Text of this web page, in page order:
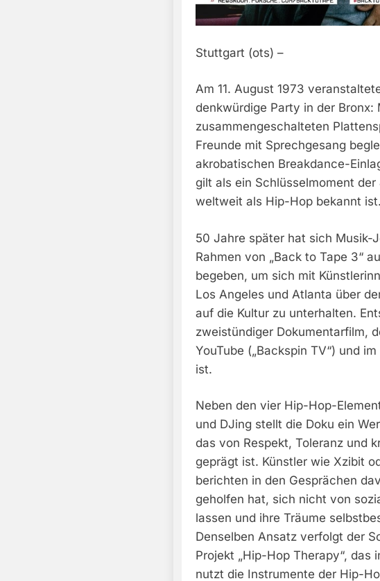
Stuttgart (ots) –
Am 11. August 1973
denkwürdige Party in der Bronx:
zusammengeschalteten
Freunde mit Sprechgesang
akrobatischen Breakdance-
gilt als ein Schlüsselmoment
weltweit als Hip-Hop bekannt ist.
50 Jahre später hat sich Musik-
Rahmen von „Back to Tape 3“
begeben, um sich mit
Los Angeles und Atlanta über
auf die Kultur zu unterhalten.
zweistündiger Dokumentarfilm,
YouTube („Backspin TV“) und
ist.
Neben den vier Hip-Hop-
und DJing stellt die Doku ein
das von Respekt, Toleranz und
geprägt ist. Künstler wie Xzibit
berichten in den Gesprächen
geholfen hat, sich nicht von
lassen und ihre Träume
Denselben Ansatz verfolgt der
Projekt „Hip-Hop Therapy“, das
nutzt die Instrumente der Hip-